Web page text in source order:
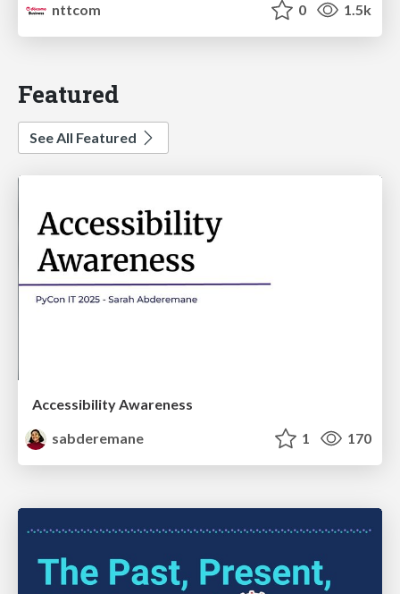
nttcom
0 1.5k
Featured
See All Featured
Accessibility Awareness
sabderemane
1 170